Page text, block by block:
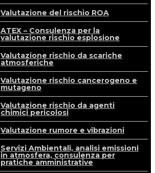
Valutazione del rischio ROA
ATEX – Consulenza per la
valutazione rischio esplosione
Valutazione rischio da scariche
atmosferiche
Valutazione rischio cancerogeno e
mutageno
Valutazione rischio da agenti
chimici pericolosi
Valutazione rumore e vibrazioni
Servizi Ambientali, analisi emissioni
in atmosfera, consulenza per
pratiche amministrative